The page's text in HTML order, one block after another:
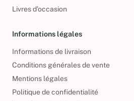
Livres d’occasion
Informations légales
Informations de livraison
Conditions générales de vente
Mentions légales
Politique de confidentialité